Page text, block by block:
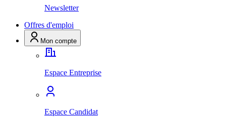
Newsletter
Offres d'emploi
Mon compte
Espace Entreprise
Espace Candidat